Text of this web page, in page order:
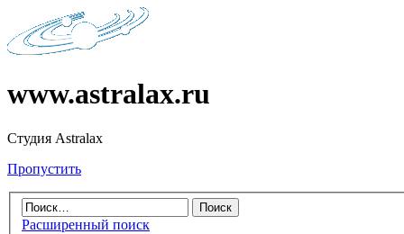
www.astralax.ru
Студия Astralax
Пропустить
Расширенный поиск